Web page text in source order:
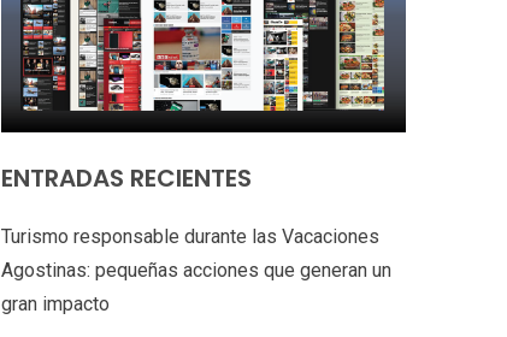
ENTRADAS RECIENTES
Turismo responsable durante las Vacaciones
Agostinas: pequeñas acciones que generan un
gran impacto